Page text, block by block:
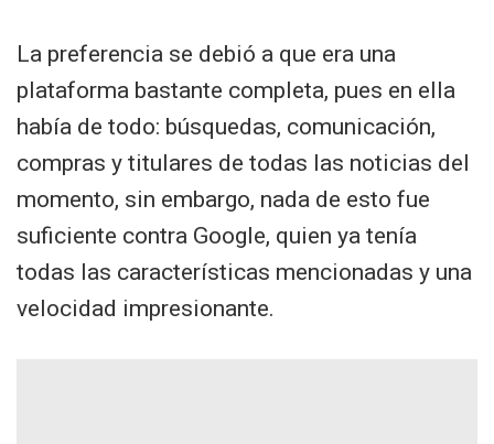
La preferencia se debió a que era una
plataforma bastante completa, pues en ella
había de todo: búsquedas, comunicación,
compras y titulares de todas las noticias del
momento, sin embargo, nada de esto fue
suficiente contra Google, quien ya tenía
todas las características mencionadas y una
velocidad impresionante.